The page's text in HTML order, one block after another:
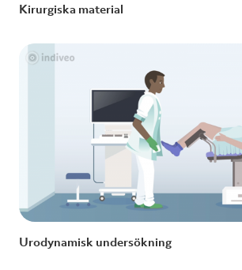
Kirurgiska material
Urodynamisk undersökning